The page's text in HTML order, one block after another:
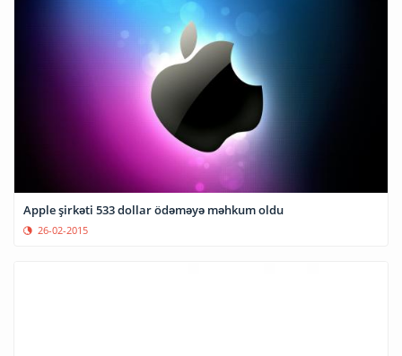
Apple şirkəti 533 dollar ödəməyə məhkum oldu
26-02-2015